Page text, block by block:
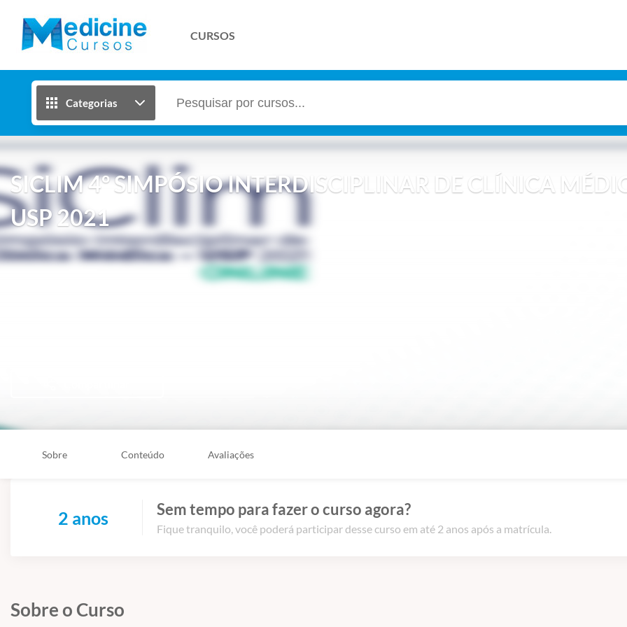
CURSOS
Categorias
SICLIM 4º SIMPÓSIO INTERDISCIPLINAR DE CLÍNICA
USP 2021
Sobre Conteúdo Avaliações
2 anos Sem tempo para fazer o curso agora?
Fique tranquilo, você poderá participar desse curso em até 2 anos após a matrícula.
Sobre o Curso